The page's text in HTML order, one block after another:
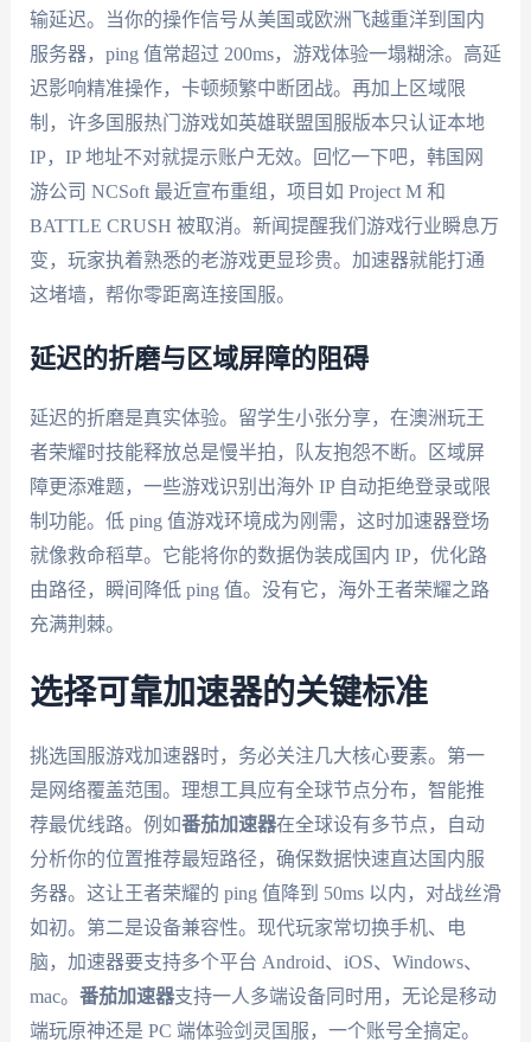
输延迟。当你的操作信号从美国或欧洲飞越重洋到国内
服务器，ping 值常超过 200ms，游戏体验一塌糊涂。高延
迟影响精准操作，卡顿频繁中断团战。再加上区域限
制，许多国服热门游戏如英雄联盟国服版本只认证本地
IP，IP 地址不对就提示账户无效。回忆一下吧，韩国网
游公司 NCSoft 最近宣布重组，项目如 Project M 和
BATTLE CRUSH 被取消。新闻提醒我们游戏行业瞬息万
变，玩家执着熟悉的老游戏更显珍贵。加速器就能打通
这堵墙，帮你零距离连接国服。
延迟的折磨与区域屏障的阻碍
延迟的折磨是真实体验。留学生小张分享，在澳洲玩王
者荣耀时技能释放总是慢半拍，队友抱怨不断。区域屏
障更添难题，一些游戏识别出海外 IP 自动拒绝登录或限
制功能。低 ping 值游戏环境成为刚需，这时加速器登场
就像救命稻草。它能将你的数据伪装成国内 IP，优化路
由路径，瞬间降低 ping 值。没有它，海外王者荣耀之路
充满荆棘。
选择可靠加速器的关键标准
挑选国服游戏加速器时，务必关注几大核心要素。第一
是网络覆盖范围。理想工具应有全球节点分布，智能推
荐最优线路。例如番茄加速器在全球设有多节点，自动
分析你的位置推荐最短路径，确保数据快速直达国内服
务器。这让王者荣耀的 ping 值降到 50ms 以内，对战丝滑
如初。第二是设备兼容性。现代玩家常切换手机、电
脑，加速器要支持多个平台 Android、iOS、Windows、
mac。 番茄加速器支持一人多端设备同时用，无论是移动
端玩原神还是 PC 端体验剑灵国服，一个账号全搞定。